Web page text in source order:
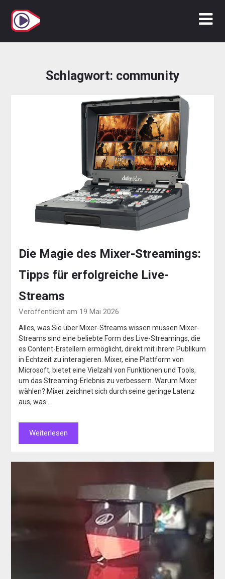
Inhalt
springen
Schlagwort: community
Die Magie des Mixer-Streamings:
Tipps für erfolgreiche Live-
Streams
Veröffentlicht am 19 Mai 2026
Alles, was Sie über Mixer-Streams wissen müssen Mixer-
Streams sind eine beliebte Form des Live-Streamings, die
es Content-Erstellern ermöglicht, direkt mit ihrem Publikum
in Echtzeit zu interagieren. Mixer, eine Plattform von
Microsoft, bietet eine Vielzahl von Funktionen und Tools,
um das Streaming-Erlebnis zu verbessern. Warum Mixer
wählen? Mixer zeichnet sich durch seine geringe Latenz
aus, was…
Weiterlesen